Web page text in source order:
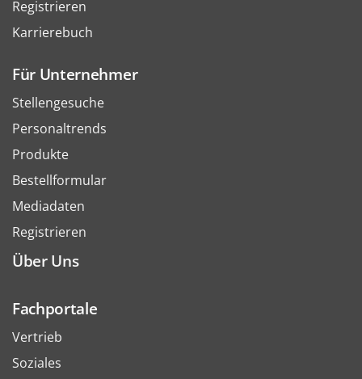
Registrieren
Karrierebuch
Für Unternehmer
Stellengesuche
Personaltrends
Produkte
Bestellformular
Mediadaten
Registrieren
Über Uns
Fachportale
Vertrieb
Soziales